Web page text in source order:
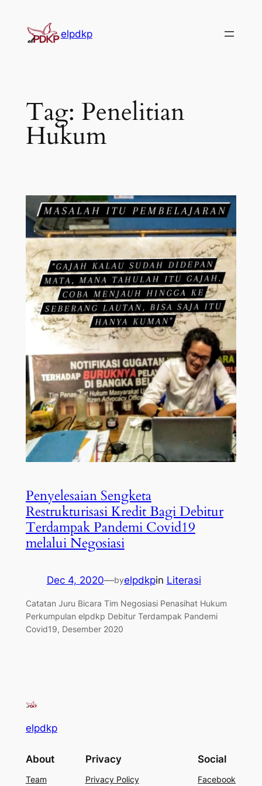
content
elpdkp
Tag: Penelitian
Hukum
Penyelesaian Sengketa
Restrukturisasi Kredit Bagi Debitur
Terdampak Pandemi Covid19
melalui Negosiasi
Dec 4, 2020—byelpdkpin Literasi
Catatan Juru Bicara Tim Negosiasi Penasihat Hukum
Perkumpulan elpdkp Debitur Terdampak Pandemi
Covid19, Desember 2020
elpdkp
About
Team
Privacy
Privacy Policy
Social
Facebook